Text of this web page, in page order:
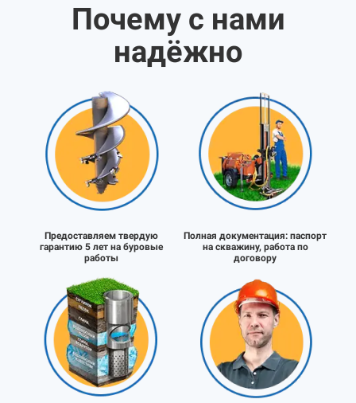
Почему с нами
надёжно
Предоставляем твердую
гарантию 5 лет на буровые
работы
Полная документация: паспорт
на скважину, работа по
договору